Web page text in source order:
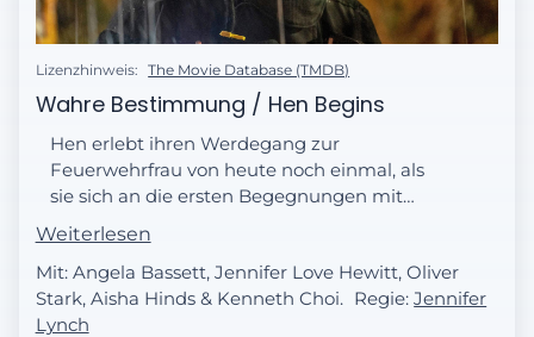
Lizenzhinweis: The Movie Database (TMDB)
Wahre Bestimmung / Hen Begins
Hen erlebt ihren Werdegang zur
Feuerwehrfrau von heute noch einmal, als
sie sich an die ersten Begegnungen mit
Chimney und Athena erinnert.
Weiterlesen
Mit: Angela Bassett, Jennifer Love Hewitt, Oliver
Stark, Aisha Hinds & Kenneth Choi. Regie:Jennifer
Lynch